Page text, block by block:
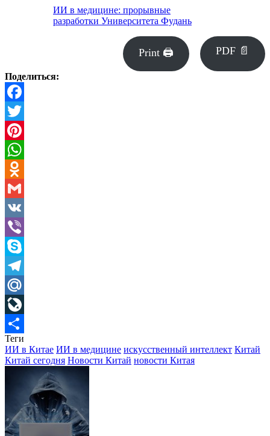
ИИ в медицине: прорывные
разработки Университета Фудань
Print 🖨 PDF 📄
Поделиться:
Facebook
Twitter
Pinterest
WhatsApp
Odnoklassniki
Gmail
VK
Viber
Skype
Telegram
Mail.Ru
LiveJournal
Отправить
Теги
ИИ в Китае ИИ в медицине искусственный интеллект Китай
Китай сегодня Новости Китай новости Китая